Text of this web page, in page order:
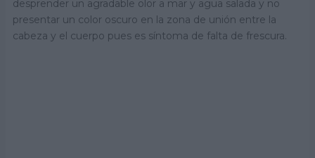
desprender un agradable olor a mar y agua salada y no
presentar un color oscuro en la zona de unión entre la
cabeza y el cuerpo pues es síntoma de falta de frescura.